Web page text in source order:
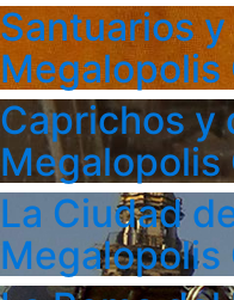
Santuarios
Megalopolis
Caprichos y
Megalopolis
La Ciudad
Megalopolis